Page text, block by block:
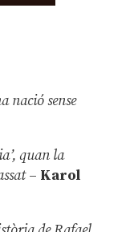
nació sense
quan la
– Karol